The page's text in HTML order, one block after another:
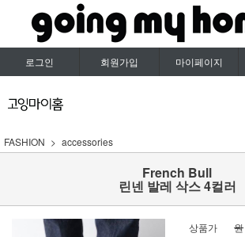
로그인 회원가입 마이페이지
FASHION accessories
French Bull
린넨 발레 삭스 4컬러
상품가 원